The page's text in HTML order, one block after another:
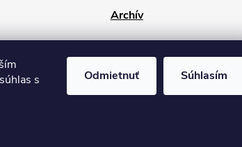
s
Odmietnuť Súhlasím
Archív